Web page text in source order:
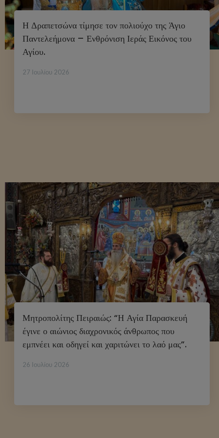
Η Δραπετσώνα τίμησε τον πολιούχο της Άγιο
Παντελεήμονα – Ενθρόνιση Ιεράς Εικόνος του
Αγίου.
27 Ιουλίου 2026
Μητροπολίτης Πειραιώς: “Η Αγία Παρασκευή
έγινε ο αιώνιος διαχρονικός άνθρωπος που
εμπνέει και οδηγεί και χαριτώνει το λαό μας”.
26 Ιουλίου 2026